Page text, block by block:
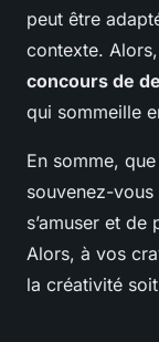
peut être
contexte.
concours de
qui sommeille
En somme,
souvenez-
s’amuser et
Alors, à vos
la créativité